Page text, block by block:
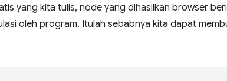
yang kita tulis, node yang dihasilkan browser
oleh program. Itulah sebabnya kita dapat